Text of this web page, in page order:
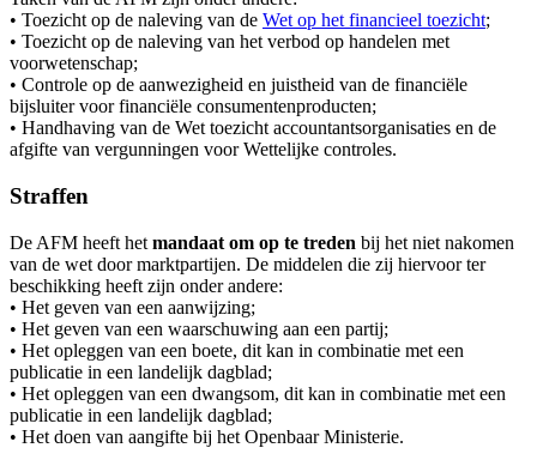
• Toezicht op de naleving van de Wet op het financieel toezicht;
• Toezicht op de naleving van het verbod op handelen met
voorwetenschap;
• Controle op de aanwezigheid en juistheid van de financiële
bijsluiter voor financiële consumentenproducten;
• Handhaving van de Wet toezicht accountantsorganisaties en de
afgifte van vergunningen voor Wettelijke controles.
Straffen
De AFM heeft het mandaat om op te treden bij het niet nakomen
van de wet door marktpartijen. De middelen die zij hiervoor ter
beschikking heeft zijn onder andere:
• Het geven van een aanwijzing;
• Het geven van een waarschuwing aan een partij;
• Het opleggen van een boete, dit kan in combinatie met een
publicatie in een landelijk dagblad;
• Het opleggen van een dwangsom, dit kan in combinatie met een
publicatie in een landelijk dagblad;
• Het doen van aangifte bij het Openbaar Ministerie.